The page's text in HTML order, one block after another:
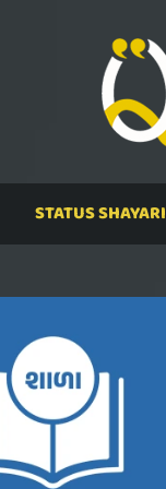
STATUS SHAYARI